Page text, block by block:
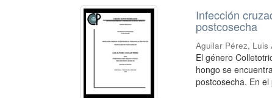
Infección
postcosecha
Aguilar Pérez, Luis
El género
hongo se
postcosecha. En